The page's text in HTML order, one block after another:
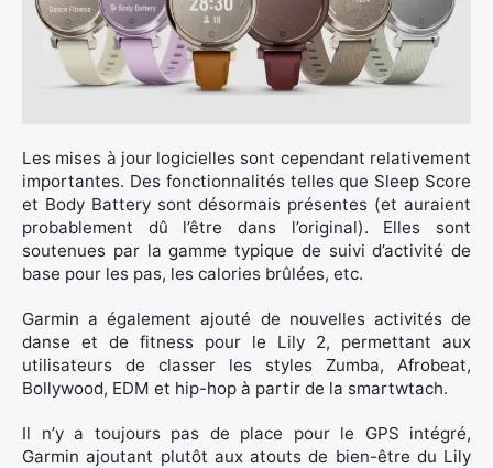
Les mises à jour logicielles sont cependant relativement
importantes. Des fonctionnalités telles que Sleep Score
et Body Battery sont désormais présentes (et auraient
probablement dû l’être dans l’original). Elles sont
soutenues par la gamme typique de suivi d’activité de
base pour les pas, les calories brûlées, etc.
Garmin a également ajouté de nouvelles activités de
danse et de fitness pour le Lily 2, permettant aux
utilisateurs de classer les styles Zumba, Afrobeat,
Bollywood, EDM et hip-hop à partir de la smartwtach.
Il n’y a toujours pas de place pour le GPS intégré,
Garmin ajoutant plutôt aux atouts de bien-être du Lily
×
Rechercher